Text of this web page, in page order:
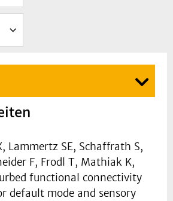
Lammertz SE, Schaffrath S,
F, Frodl T, Mathiak K,
functional connectivity
default mode and sensory